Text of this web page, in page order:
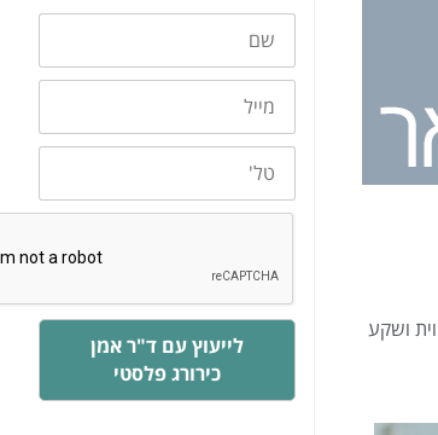
ושקע
שם
מייל
טלפון
לייעוץ עם ד"ר אמן
כירורג פלסטי